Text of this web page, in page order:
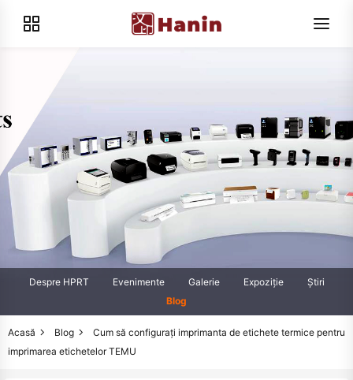
Despre HPRT Evenimente Galerie Expoziţie
Știri
Blog
Acasă Blog
Cum să configurați imprimanta de etichete termice pentru
imprimarea etichetelor TEMU